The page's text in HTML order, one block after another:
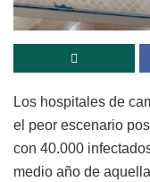
Los hospitales de
el peor escenario
con 40.000
medio año de